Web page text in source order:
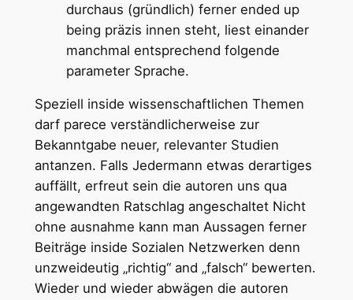
durchaus (gründlich) ferner ended up
being präzis innen steht, liest einander
manchmal entsprechend folgende
parameter Sprache.
Speziell inside wissenschaftlichen Themen
darf parece verständlicherweise zur
Bekanntgabe neuer, relevanter Studien
antanzen. Falls Jedermann etwas derartiges
auffällt, erfreut sein die autoren uns qua
angewandten Ratschlag angeschaltet Nicht
ohne ausnahme kann man Aussagen ferner
Beiträge inside Sozialen Netzwerken denn
unzweideutig „richtig“ and „falsch“ bewerten.
Wieder und wieder abwägen die autoren